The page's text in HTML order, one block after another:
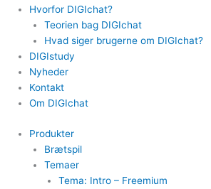
Hvorfor DIGIchat?
Teorien bag DIGIchat
Hvad siger brugerne om DIGIchat?
DIGIstudy
Nyheder
Kontakt
Om DIGIchat
Produkter
Brætspil
Temaer
Tema: Intro – Freemium